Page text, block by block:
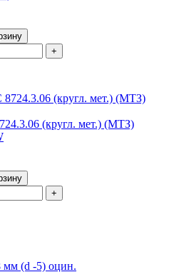
+
(кругл. мет.) (МТЗ)
+
мм (d -5) оцин.